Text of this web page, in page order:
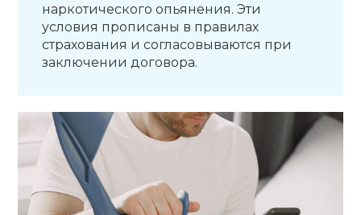
наркотического опьянения. Эти
условия прописаны в правилах
страхования и согласовываются при
заключении договора.